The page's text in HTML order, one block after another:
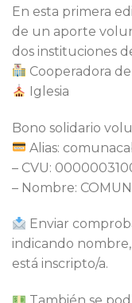
En esta primera
de un aporte
dos instituciones
Cooperadora
Iglesia
Bono solidario
Alias:
– CVU:
– ⁠Nombre:
Enviar
indicando
está inscripto/a.